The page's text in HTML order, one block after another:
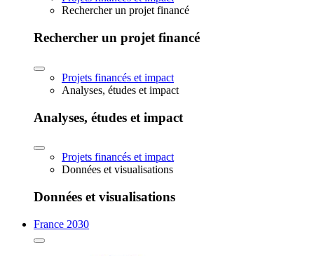
Rechercher un projet financé
Rechercher un projet financé
Projets financés et impact
Analyses, études et impact
Analyses, études et impact
Projets financés et impact
Données et visualisations
Données et visualisations
France 2030